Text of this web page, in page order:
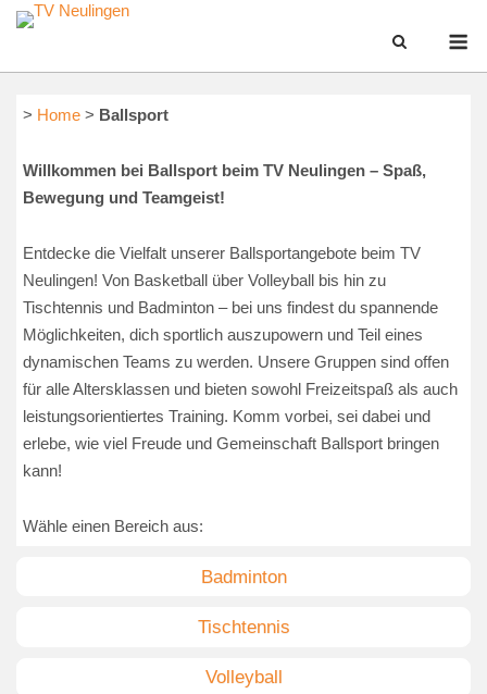
Skip
> Home > Ballsport
Willkommen bei Ballsport beim TV Neulingen – Spaß,
Bewegung und Teamgeist!
Entdecke die Vielfalt unserer Ballsportangebote beim TV
Neulingen! Von Basketball über Volleyball bis hin zu
Tischtennis und Badminton – bei uns findest du spannende
Möglichkeiten, dich sportlich auszupowern und Teil eines
dynamischen Teams zu werden. Unsere Gruppen sind offen
für alle Altersklassen und bieten sowohl Freizeitspaß als auch
leistungsorientiertes Training. Komm vorbei, sei dabei und
erlebe, wie viel Freude und Gemeinschaft Ballsport bringen
kann!
Wähle einen Bereich aus:
Badminton
Tischtennis
Volleyball